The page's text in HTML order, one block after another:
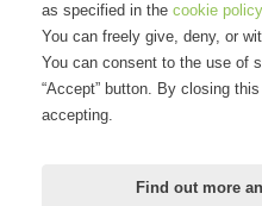
as specified in the cookie policy
You can freely give, deny, or
You can consent to the use of
“Accept” button. By closing
accepting.
Find out more